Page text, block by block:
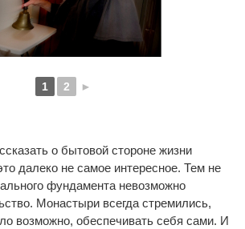
1 2 ►
о бытовой стороне жизни
далеко не самое интересное. Тем не
фундамента невозможно
Монастыри всегда стремились,
возможно, обеспечивать себя сами. И